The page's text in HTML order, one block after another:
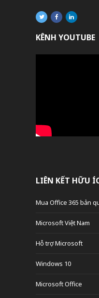
KÊNH YOUTUBE
LIÊN KẾT HỮU
Mua Office 365 bản
Microsoft Việt Nam
Hỗ trợ Microsoft
Windows 10
Microsoft Office